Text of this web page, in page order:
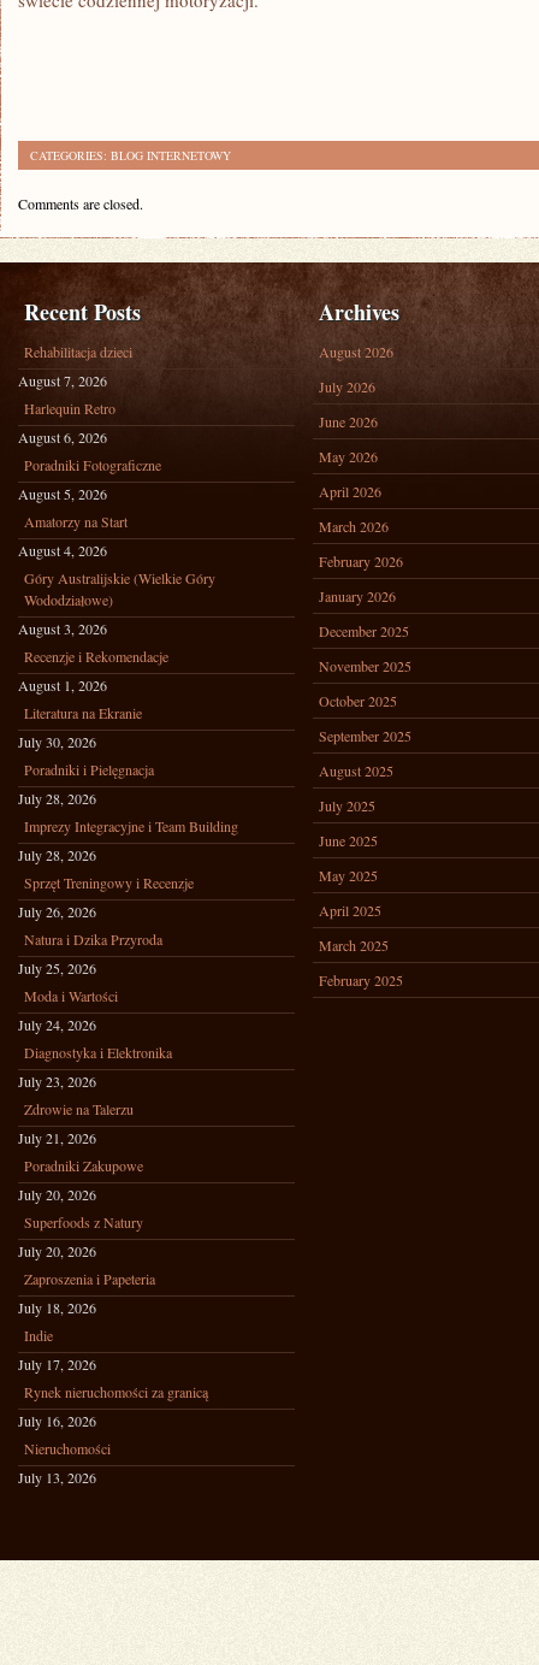
CATEGORIES: BLOG INTERNETOWY
Comments are closed.
Recent Posts
Rehabilitacja dzieci
August 7, 2026
Harlequin Retro
August 6, 2026
Poradniki Fotograficzne
August 5, 2026
Amatorzy na Start
August 4, 2026
Góry Australijskie (Wielkie Góry
Wododziałowe)
August 3, 2026
Recenzje i Rekomendacje
August 1, 2026
Literatura na Ekranie
July 30, 2026
Poradniki i Pielęgnacja
July 28, 2026
Imprezy Integracyjne i Team Building
July 28, 2026
Sprzęt Treningowy i Recenzje
July 26, 2026
Natura i Dzika Przyroda
July 25, 2026
Moda i Wartości
July 24, 2026
Diagnostyka i Elektronika
July 23, 2026
Zdrowie na Talerzu
July 21, 2026
Poradniki Zakupowe
July 20, 2026
Superfoods z Natury
July 20, 2026
Zaproszenia i Papeteria
July 18, 2026
Indie
July 17, 2026
Rynek nieruchomości za granicą
July 16, 2026
Nieruchomości
July 13, 2026
Archives
August 2026
July 2026
June 2026
May 2026
April 2026
March 2026
February 2026
January 2026
December 2025
November 2025
October 2025
September 2025
August 2025
July 2025
June 2025
May 2025
April 2025
March 2025
February 2025